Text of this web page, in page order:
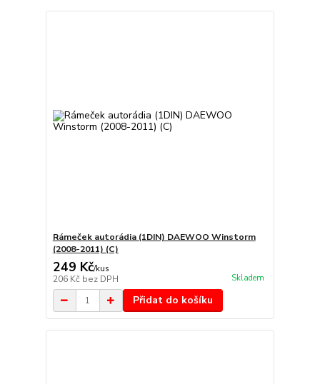
Rámeček autorádia (1DIN) DAEWOO Winstorm
(2008-2011) (C)
249 Kč/kus
206 Kč bez DPH Skladem
Přidat do košíku